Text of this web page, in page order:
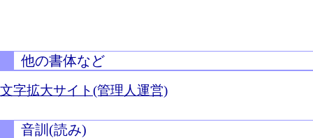
他の書体など
文字拡大サイト(管理人運営)
音訓(読み)